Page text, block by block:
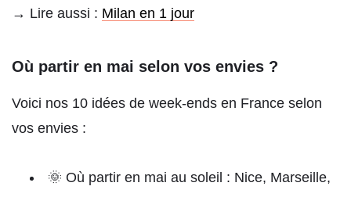
→ Lire aussi : Milan en 1 jour
Où partir en mai selon vos envies ?
Voici nos 10 idées de week-ends en France selon
vos envies :
🌞 Où partir en mai au soleil : Nice, Marseille,